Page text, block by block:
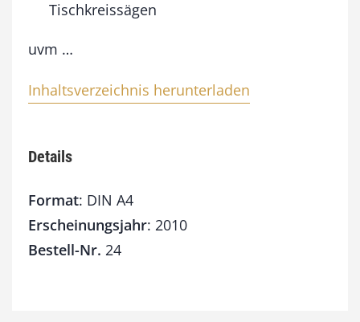
g
Tischkreissägen
uvm …
Inhaltsverzeichnis herunterladen
Details
Format: DIN A4
Erscheinungsjahr: 2010
Bestell-Nr. 24